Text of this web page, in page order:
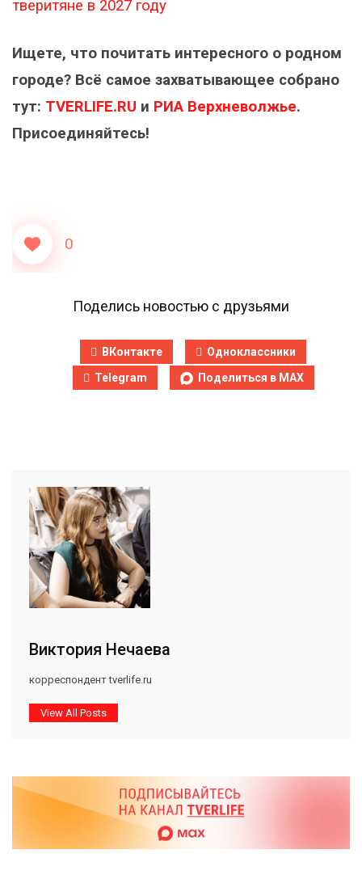
тверитяне в 2027 году
Ищете, что почитать интересного о родном
городе? Всё самое захватывающее собрано
тут: TVERLIFE.RU и РИА Верхневолжье.
Присоединяйтесь!
0
Поделись новостью с друзьями
ВКонтакте
Одноклассники
Telegram
Поделиться в MAX
Виктория Нечаева
корреспондент tverlife.ru
View All Posts